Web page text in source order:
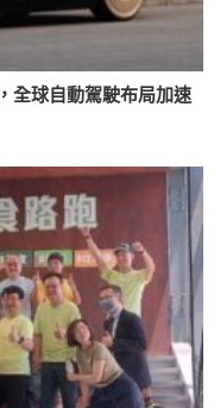
全球自動駕駛布局加速